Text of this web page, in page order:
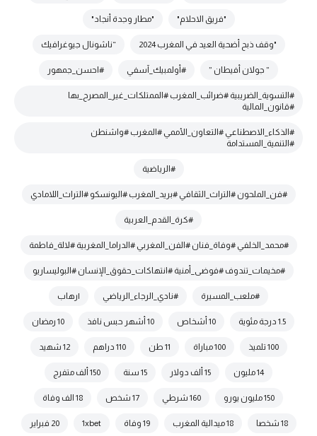
"فريق الاحلام" "مطار وجدة أنجاد"
"وقف ذبح أضحية العيد في المغرب 2024 “ناشونال جيوغرافيك
” جولان أفيطان ” #أولمبيك_آسفي #احسن_جمهور
#التسوية_الضريبية #ضرائب_المغرب #الممتلكات_غير_المصرح_بها
#قانون_المالية
#الذكاء_الاصطناعي #التعاون_الأممي #المغرب #واشنطن
#التنمية_المستدامة
#الرياضية
#فن_الملحون #التراث_الثقافي #بريد_المغرب #اليونسكو #التراث_اللامادي
#كرة_القدم_العربية
#محمد_الخلفي #وفاة_فنان #الفن_المغربي #الدراما_المغربية #لالة_فاطمة
#مخيمات_تندوف #فوضى_أمنية #انتهاكات_حقوق_الإنسان #البوليساريو
#ملعب_المسيرة #نادي_الرجاء_الرياضي |رهاب
1.5 درجة مئوية 10 أشخاص 10 أشهر حبس نافذ 10 رمضان
100 تلميذ 100 مباراة 11 طن 110 دراهم 12 شهيد
14 مليون 15 ألف دولار 15 سنة 150 ألف متفرج
150 مليون يورو 160 شرطي 17 شخص 18 الف وفاة
18 شخصا 18 ميدالية المغرب 19 وفاة 1xbet 20 فبراير